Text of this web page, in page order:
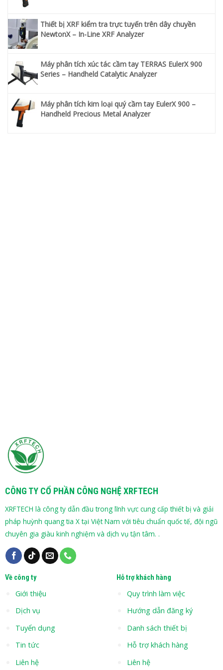
Thiết bị XRF kiểm tra trực tuyến trên dây chuyền
NewtonX – In-Line XRF Analyzer
Máy phân tích xúc tác cầm tay TERRAS EulerX 900
Series – Handheld Catalytic Analyzer
Máy phân tích kim loại quý cầm tay EulerX 900 –
Handheld Precious Metal Analyzer
CÔNG TY CỔ PHẦN CÔNG NGHỆ XRFTECH
XRFTECH là công ty dẫn đầu trong lĩnh vực cung cấp thiết bị và giải
pháp huỳnh quang tia X tại Việt Nam với tiêu chuẩn quốc tế, đội ngũ
chuyên gia giàu kinh nghiệm và dịch vụ tận tâm. .
Về công ty
Giới thiệu
Dịch vụ
Tuyển dụng
Tin tức
Liên hệ
Hỗ trợ khách hàng
Quy trình làm việc
Hướng dẫn đăng ký
Danh sách thiết bị
Hỗ trợ khách hàng
Liên hệ